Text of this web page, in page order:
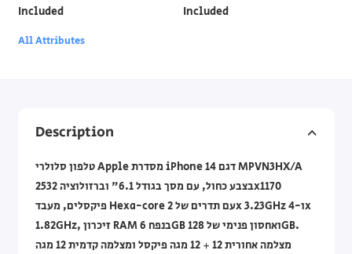
Included Included
All Attributes
Description
טלפון סלולרי Apple מסדרת iPhone 14 דגם MPVN3HX/A
בצבע כחול, עם מסך בגודל 6.1" וברזולוציה 2532x1170
פיקסלים, מעבד Hexa-core עם תדרים של 2x 3.23GHz ו-4x
1.82GHz, זיכרון RAM בנפח 6GB ואחסון פנימי של 128GB.
מצלמה אחורית 12 + 12 מגה פיקסל ומצלמה קדמית 12 מגה